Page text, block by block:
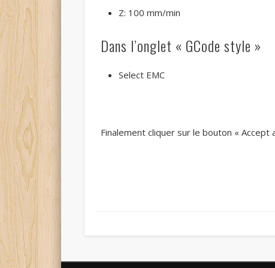
Z: 100 mm/min
Dans l’onglet « GCode style »
Select EMC
Finalement cliquer sur le bouton « Accept